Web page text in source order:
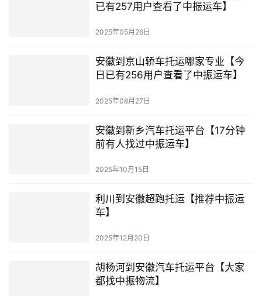
已有257用户查看了中振运车】
2025年05月26日
安徽到京山轿车托运哪家专业【今
日已有256用户查看了中振运车】
2025年08月27日
安徽到新乡汽车托运平台【17分钟
前有人找过中振运车】
2025年10月15日
利川到安徽超跑托运【推荐中振运
车】
2025年12月20日
胡杨河到安徽汽车托运平台【大家
都找中振物流】